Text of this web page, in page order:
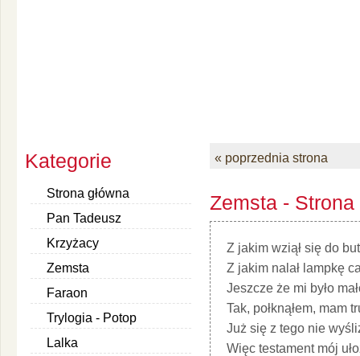
Kategorie
Strona główna
Pan Tadeusz
Krzyżacy
Zemsta
Faraon
Trylogia - Potop
Lalka
« poprzednia strona
Zemsta - Strona
Z jakim wziął się do
Z jakim nalał lampkę
Jeszcze że mi było
Tak, połknąłem, mam
Już się z tego nie
Więc testament mój